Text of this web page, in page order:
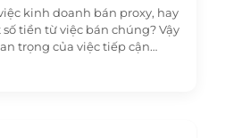
kinh doanh bán proxy, hay
tiền từ việc bán chúng? Vậy
trọng của việc tiếp cận